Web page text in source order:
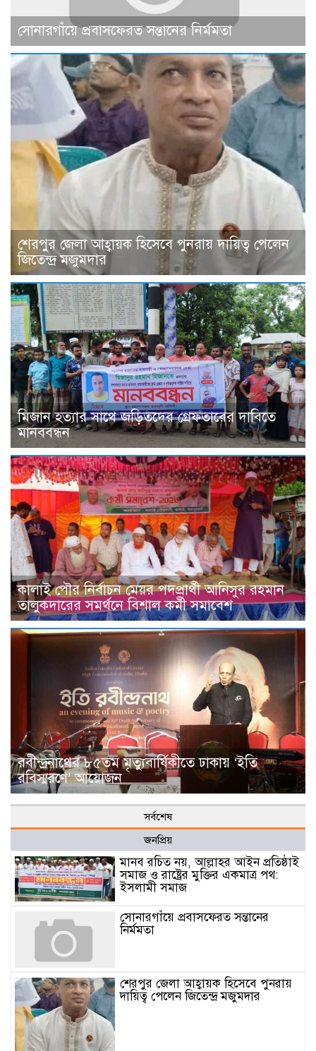
সোনারগাঁয়ে প্রবাসফেরত সন্তানের নির্মমতা
শেরপুর জেলা আহ্বায়ক হিসেবে পুনরায় দায়িত্ব পেলেন
জিতেন্দ্র মজুমদার
মিজান হত্যার সাথে জড়িতদের গ্রেফতারের দাবিতে
মানববন্ধন
কালাই পৌর নির্বাচন মেয়র পদপ্রার্থী আনিসুর রহমান
তালুকদারের সমর্থনে বিশাল কর্মী সমাবেশ
রবীন্দ্রনাথের ৮৫তম মৃত্যুবার্ষিকীতে ঢাকায় ‘ইতি
রবিস্মরণে’ আয়োজন
সর্বশেষ
জনপ্রিয়
মানব রচিত নয়, আল্লাহর আইন প্রতিষ্ঠাই
সমাজ ও রাষ্ট্রের মুক্তির একমাত্র পথ:
ইসলামী সমাজ
সোনারগাঁয়ে প্রবাসফেরত সন্তানের
নির্মমতা
শেরপুর জেলা আহ্বায়ক হিসেবে পুনরায়
দায়িত্ব পেলেন জিতেন্দ্র মজুমদার